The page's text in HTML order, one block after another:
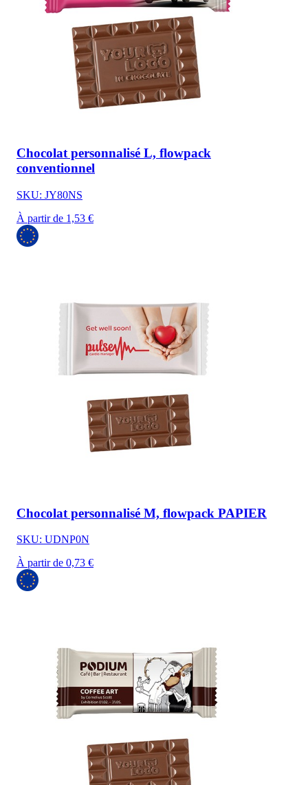
Chocolat personnalisé L, flowpack
conventionnel
SKU: JY80NS
À partir de 1,53 €
Chocolat personnalisé M, flowpack PAPIER
SKU: UDNP0N
À partir de 0,73 €